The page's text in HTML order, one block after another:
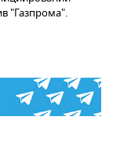
"Газпрома".